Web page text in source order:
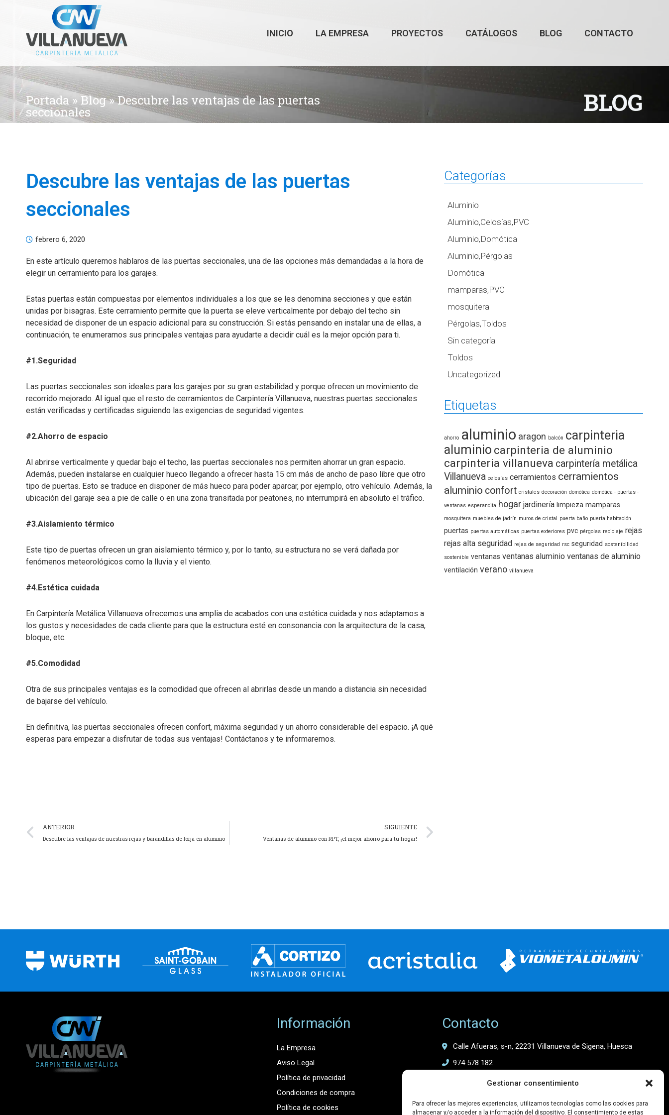
Gestionar consentimiento
Para ofrecer las mejores experiencias, utilizamos tecnologías como las cookies para
almacenar y/o acceder a la información del dispositivo. El consentimiento de estas
INICIO LA EMPRESA PROYECTOS CATÁLOGOS BLOG CONTACTO
Portada»Blog»Descubre las ventajas de las puertas
seccionales BLOG
Descubre las ventajas de las puertas
seccionales
febrero 6, 2020
En este artículo queremos hablaros de las puertas seccionales, una de las opciones más demandadas a la hora de
elegir un cerramiento para los garajes.
Estas puertas están compuestas por elementos individuales a los que se les denomina secciones y que están
unidas por bisagras. Este cerramiento permite que la puerta se eleve verticalmente por debajo del techo sin
necesidad de disponer de un espacio adicional para su construcción. Si estás pensando en instalar una de ellas, a
continuación, te enumeramos sus principales ventajas para ayudarte a decidir cuál es la mejor opción para ti.
#1.Seguridad
Las puertas seccionales son ideales para los garajes por su gran estabilidad y porque ofrecen un movimiento de
recorrido mejorado. Al igual que el resto de cerramientos de Carpintería Villanueva, nuestras puertas seccionales
están verificadas y certificadas siguiendo las exigencias de seguridad vigentes.
#2.Ahorro de espacio
Al abrirse verticalmente y quedar bajo el techo, las puertas seccionales nos permiten ahorrar un gran espacio.
Además, pueden instalarse en cualquier hueco llegando a ofrecer hasta 15 cm más de ancho de paso libre que otro
tipo de puertas. Esto se traduce en disponer de más hueco para poder aparcar, por ejemplo, otro vehículo. Además, la
ubicación del garaje sea a pie de calle o en una zona transitada por peatones, no interrumpirá en absoluto el tráfico.
#3.Aislamiento térmico
Este tipo de puertas ofrecen un gran aislamiento térmico y, por lo tanto, su estructura no se verá dañada por
fenómenos meteorológicos como la lluvia y el viento.
#4.Estética cuidada
En Carpintería Metálica Villanueva ofrecemos una amplia de acabados con una estética cuidada y nos adaptamos a
los gustos y necesidades de cada cliente para que la estructura esté en consonancia con la arquitectura de la casa,
bloque, etc.
#5.Comodidad
Otra de sus principales ventajas es la comodidad que ofrecen al abrirlas desde un mando a distancia sin necesidad
de bajarse del vehículo.
En definitiva, las puertas seccionales ofrecen confort, máxima seguridad y un ahorro considerable del espacio. ¡A qué
esperas para empezar a disfrutar de todas sus ventajas! Contáctanos y te informaremos.
ANTERIOR
Descubre las ventajas de nuestras rejas y barandillas de forja en aluminio
SIGUIENTE
Ventanas de aluminio con RPT, ¡el mejor ahorro para tu hogar!
Categorías
Aluminio
Aluminio,Celosías,PVC
Aluminio,Domótica
Aluminio,Pérgolas
Domótica
mamparas,PVC
mosquitera
Pérgolas,Toldos
Sin categoría
Toldos
Uncategorized
Etiquetas
ahorro aluminio aragon balcón carpinteria
aluminio carpinteria de aluminio
carpinteria villanueva carpintería metálica
Villanueva celosías cerramientos cerramientos
aluminio confort cristales decoración domótica domótica - puertas -
ventanas esperancita hogar jardinería limpieza mamparas
mosquitera muebles de jadrín muros de cristal puerta baño puerta habitación
puertas puertas automáticas puertas exteriores pvc pérgolas reciclaje rejas
rejas alta seguridad rejas de seguridad rsc seguridad sostenibilidad
sostenible ventanas ventanas aluminio ventanas de aluminio
ventilación verano villanueva
Información
La Empresa
Aviso Legal
Política de privacidad
Condiciones de compra
Política de cookies
Contacto
Calle Afueras, s-n, 22231 Villanueva de Sigena, Huesca
974 578 182
667 058 624